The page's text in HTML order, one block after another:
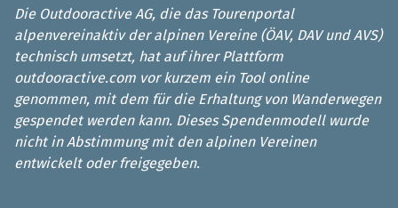
Die Outdooractive AG, die das Tourenportal
alpenvereinaktiv der alpinen Vereine (ÖAV, DAV und AVS)
technisch umsetzt, hat auf ihrer Plattform
outdooractive.com vor kurzem ein Tool online
genommen, mit dem für die Erhaltung von Wanderwegen
gespendet werden kann. Dieses Spendenmodell wurde
nicht in Abstimmung mit den alpinen Vereinen
entwickelt oder freigegeben.